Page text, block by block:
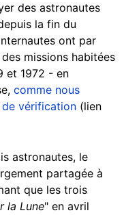
des astronautes
la fin du
ont par
missions habitées
et 1972 - en
comme nous
vérification (lien
astronautes, le
partagée à
que les trois
la Lune" en avril